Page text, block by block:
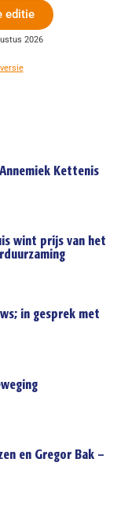
editie
2026
Kettenis
wint prijs van het
in gesprek met
en Gregor Bak –